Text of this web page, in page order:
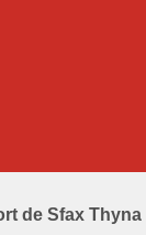
de Sfax Thyna